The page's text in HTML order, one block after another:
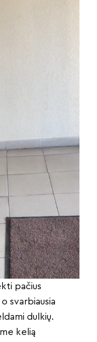
pačius
svarbiausia
dulkių.
kelią